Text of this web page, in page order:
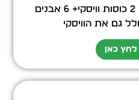
בלאק לייבל 200 מ”ל+ 2 כוסות וויסקי+ 6 אבנים
לחץ כאן